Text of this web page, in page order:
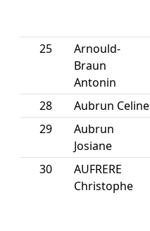
25
Arnould-
Braun
Antonin
28 Aubrun Celine
29
Aubrun
Josiane
30
AUFRERE
Christophe